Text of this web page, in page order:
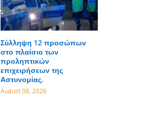
Σύλληψη 12 προσώπων
στο πλαίσιο των
προληπτικών
επιχειρήσεων της
Αστυνομίας.
August 08, 2026